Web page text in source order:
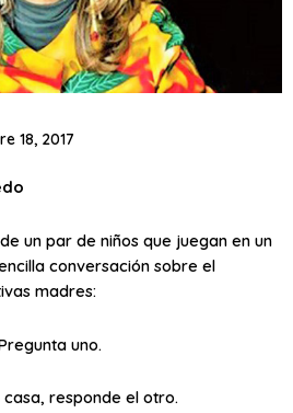
18, 2017
un par de niños que juegan en un
conversación sobre el
madres:
uno.
responde el otro.